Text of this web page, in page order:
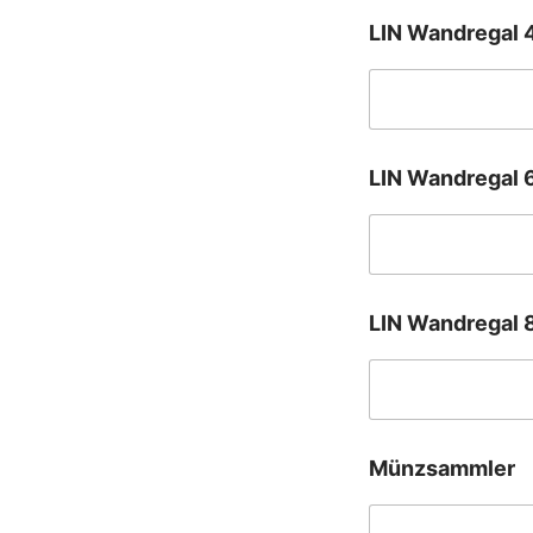
eLIN Wandregal
LIN Wandregal
LIN Wandregal
Münzsammler